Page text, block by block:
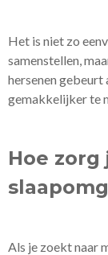
Het is niet zo
samenstellen,
hersenen gebeurt
gemakkelijker te
Hoe
Als je zoekt naar